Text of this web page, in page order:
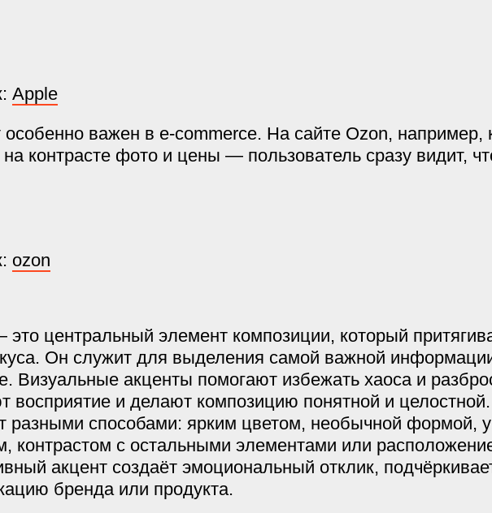
Apple
особенно важен в e-commerce. На сайте Ozon, например,
на контрасте фото и цены — пользователь сразу видит,
ozon
центральный элемент композиции, который
Он служит для выделения самой важной
Визуальные акценты помогают избежать хаоса и
восприятие и делают композицию понятной и
разными способами: ярким цветом, необычной формой,
контрастом с остальными элементами или
акцент создаёт эмоциональный отклик,
бренда или продукта.